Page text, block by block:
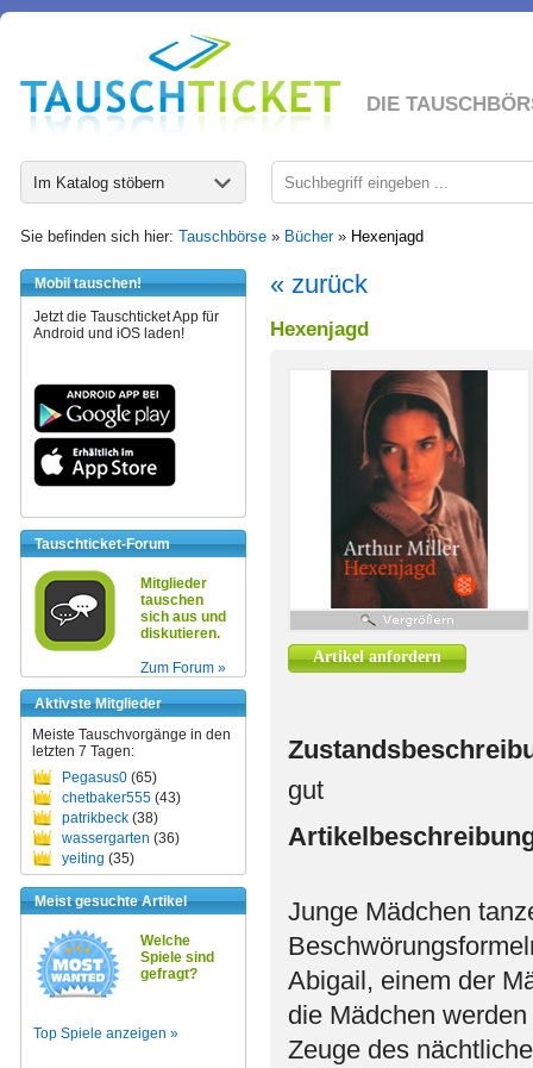
DIE
Im Katalog stöbern
Sie befinden sich hier: Tauschbörse » Bücher» Hexenjagd
Mobil tauschen!
Jetzt die Tauschticket App für
Android und iOS laden!
Tauschticket-Forum
Mitglieder
tauschen
sich aus und
diskutieren.
Zum Forum »
Aktivste Mitglieder
Meiste Tauschvorgänge in den
letzten 7 Tagen:
Pegasus0 (65)
chetbaker555 (43)
patrikbeck (38)
wassergarten (36)
yeiting (35)
Meist gesuchte Artikel
Welche
Spiele sind
gefragt?
Top Spiele anzeigen »
« zurück
Hexenjagd
Artikel anfordern
gut
Junge Mädchen
Abigail, einem der
die Mädchen
Zeuge des